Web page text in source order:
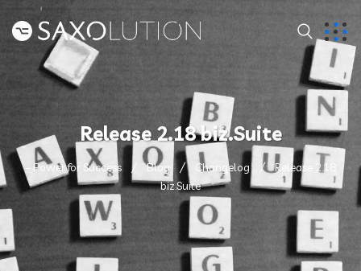
Release 2.18 biz.Suite
– Power for Success Blog Changelog
Release 2.18
biz.Suite